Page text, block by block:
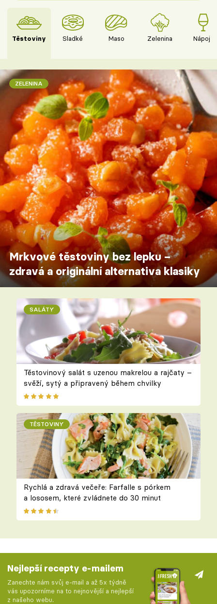
Těstoviny Sladké Maso Zelenina Nápoje
ZELENINA
Mrkvové těstoviny bez lepku –
zdravá a originální alternativa klasiky
SALÁTY
Těstovinový salát s uzenou makrelou a rajčaty –
svěží, sytý a připravený během chvilky
TĚSTOVINY
Rychlá a zdravá večeře: Farfalle s pórkem
a lososem, které zvládnete do 30 minut
Nejlepší recepty e-mailem
Zanechte nám svůj e-mail a až 5x týdně
vás upozorníme na to nejnovější a nejlepší
z našeho webu.